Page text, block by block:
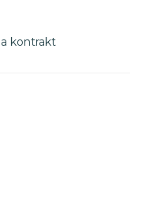
kontrakt